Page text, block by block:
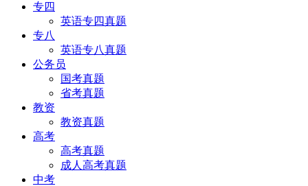
专四
英语专四真题
专八
英语专八真题
公务员
国考真题
省考真题
教资
教资真题
高考
高考真题
成人高考真题
中考